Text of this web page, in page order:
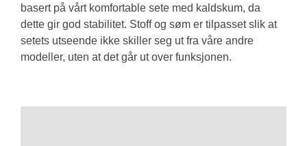
basert på vårt komfortable sete med kaldskum, da
dette gir god stabilitet. Stoff og søm er tilpasset slik at
setets utseende ikke skiller seg ut fra våre andre
modeller, uten at det går ut over funksjonen.